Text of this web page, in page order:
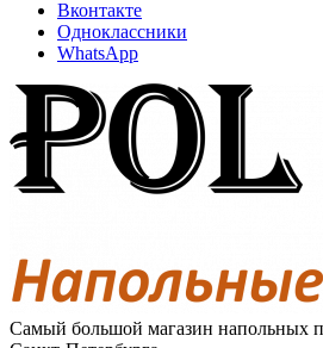
Вконтакте
Одноклассники
WhatsApp
Самый большой магазин напольных